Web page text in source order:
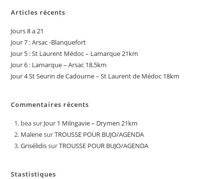
Articles récents
Jours 8 a 21
Jour 7 : Arsac -Blanquefort
Jour 5 : St Laurent Médoc – Lamarque 21km
Jour 6 : Lamarque – Arsac 18,5km
Jour 4 St Seurin de Cadourne – St Laurent de Médoc 18km
Commentaires récents
beasur Jour 1 Milngavie – Drymen 21km
MalenesurTROUSSE POUR BUJO/AGENDA
GrisélidissurTROUSSE POUR BUJO/AGENDA
Stastistiques